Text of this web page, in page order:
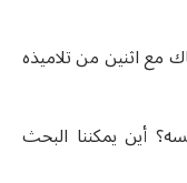
مع اثنين من تلاميذه
أين يمكننا البحث